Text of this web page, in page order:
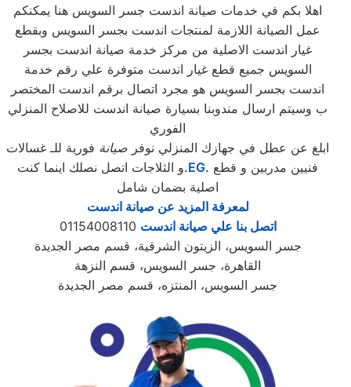
اهلا بكم في خدمات صيانة اندست جسر السويس هنا يمكنكم
عمل الصيانة اللازمة لمنتجات اندست بجسر السويس وبقطع
غيار اندست الاصلية من مركز خدمة صيانة اندست بجسر
السويس جميع قطع غيار اندست متوفرة علي رقم خدمة
اندست بجسر السويس هو مجرد اتصال برقم اندست المختصر
ب وسيتم ارسال مندوبنا بسيارة صيانة اندست للاصلاح المنزلي
الفوري
ابلغ عن عطل في جهازك المنزلي نوفر صيانة فورية للـ غسالات
و الثلاجات اتصل نصلك اينما كنت.EG.
اصلية بضمان شامل
لمعرفة المزيد عن صيانة اندست
اتصل بنا علي صيانة اندست
جسر السويس، الزيتون الشرقية، قسم مصر الجديدة
القاهرة، جسر السويس، قسم النزهة
جسر السويس، المنتزه، قسم مصر الجديدة